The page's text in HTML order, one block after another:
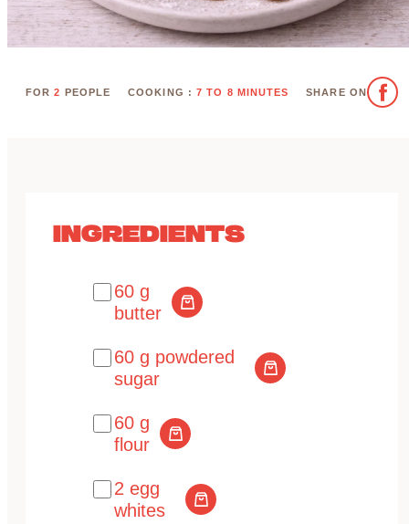
FOR2 PEOPLE COOKING : 7 TO 8 MINUTES SHARE ON
INGREDIENTS
60 g
butter
60 g powdered
sugar
60 g
flour
2 egg
whites